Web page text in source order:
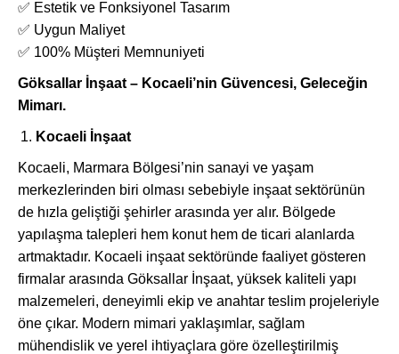
✅ Estetik ve Fonksiyonel Tasarım
✅ Uygun Maliyet
✅ 100% Müşteri Memnuniyeti
Göksallar İnşaat – Kocaeli’nin Güvencesi, Geleceğin
Mimarı.
Kocaeli İnşaat
Kocaeli, Marmara Bölgesi’nin sanayi ve yaşam
merkezlerinden biri olması sebebiyle inşaat sektörünün
de hızla geliştiği şehirler arasında yer alır. Bölgede
yapılaşma talepleri hem konut hem de ticari alanlarda
artmaktadır. Kocaeli inşaat sektöründe faaliyet gösteren
firmalar arasında Göksallar İnşaat, yüksek kaliteli yapı
malzemeleri, deneyimli ekip ve anahtar teslim projeleriyle
öne çıkar. Modern mimari yaklaşımlar, sağlam
mühendislik ve yerel ihtiyaçlara göre özelleştirilmiş